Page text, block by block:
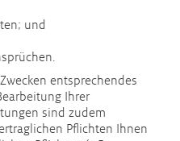
und
entsprechendes
Ihrer
sind zudem
Pflichten Ihnen